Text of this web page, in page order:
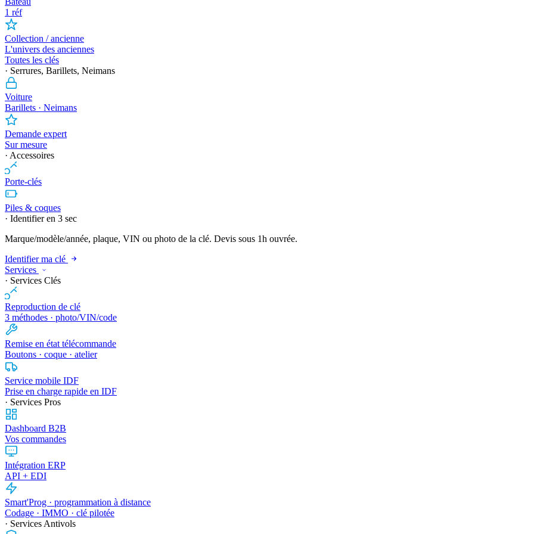
1 réf
Collection / ancienne
L'univers des anciennes
Toutes les clés
· Serrures, Barillets, Neimans
Voiture
Barillets · Neimans
Demande expert
Sur mesure
· Accessoires
Porte-clés
Piles & coques
· Identifier en 3 sec
Marque/modèle/année, plaque, VIN ou photo de la clé. Devis sous 1h ouvrée.
Identifier ma clé
Services
· Services Clés
Reproduction de clé
3 méthodes · photo/VIN/code
Remise en état télécommande
Boutons · coque · atelier
Service mobile IDF
Prise en charge rapide en IDF
· Services Pros
Dashboard B2B
Vos commandes
Intégration ERP
API + EDI
Smart'Prog · programmation à distance
Codage · IMMO · clé pilotée
· Services Antivols